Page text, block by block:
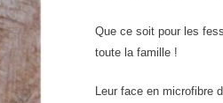
Que ce soit pour les
toute la famille !
Leur face en microfibre